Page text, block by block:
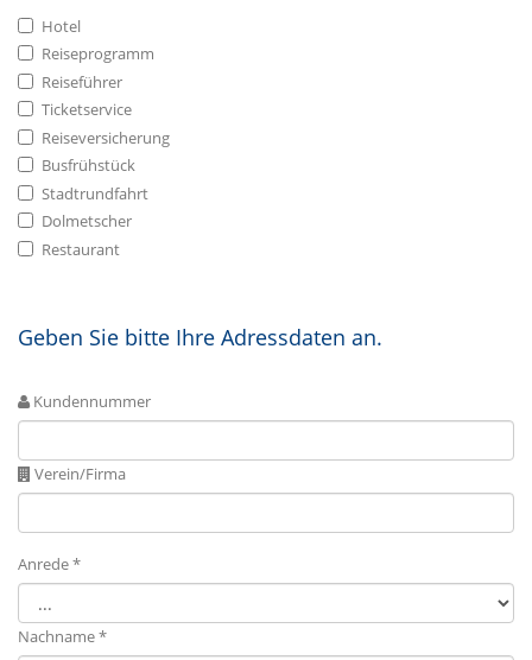
Hotel
Reiseprogramm
Reiseführer
Ticketservice
Reiseversicherung
Busfrühstück
Stadtrundfahrt
Dolmetscher
Restaurant
Geben Sie bitte Ihre Adressdaten an.
Kundennummer
Verein/Firma
Anrede *
Nachname *